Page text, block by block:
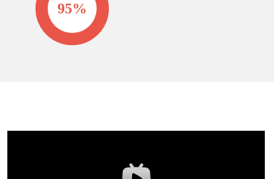
95%